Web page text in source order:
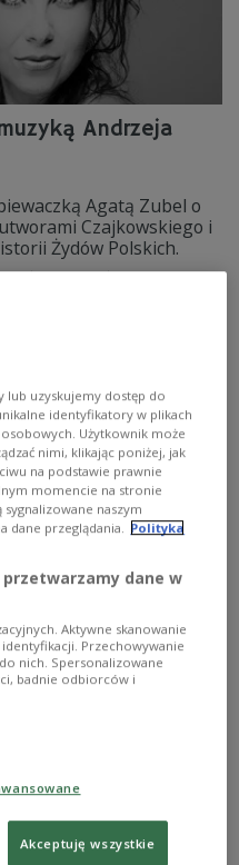
Andrzeja
Agatą Zubel o
Czajkowskiego i
Żydów Polskich.
MUZYKA
na jednym
i międzynarodowe
z myślą o nim. Tak
szef artystyczny
uzyskujemy dostęp do
identyfikatory w plikach
Użytkownik może
nimi, klikając poniżej, jak
na podstawie prawnie
momencie na stronie
naszym
dane przeglądania.
Polityka
dane w
Aktywne skanowanie
Przechowywanie
nich. Spersonalizowane
badnie odbiorców i
Akceptuję wszystkie